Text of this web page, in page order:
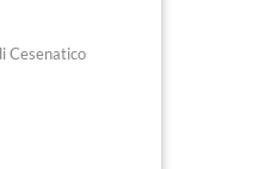
Cesenatico